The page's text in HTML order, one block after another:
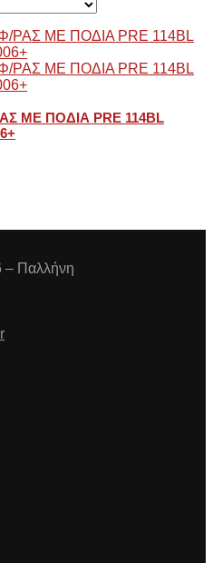
ΜΕ ΠΟΔΙΑ PRE 114BL
Παλλήνη